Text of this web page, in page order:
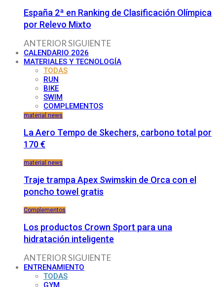
España 2ª en Ranking de Clasificación Olímpica
por Relevo Mixto
ANTERIORSIGUIENTE
CALENDARIO 2026
MATERIALES Y TECNOLOGÍA
TODAS
RUN
BIKE
SWIM
COMPLEMENTOS
material news
La Aero Tempo de Skechers, carbono total por
170 €
material news
Traje trampa Apex Swimskin de Orca con el
poncho towel gratis
Complementos
Los productos Crown Sport para una
hidratación inteligente
ANTERIORSIGUIENTE
ENTRENAMIENTO
TODAS
GYM